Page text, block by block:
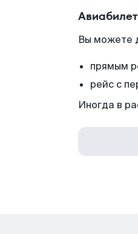
Вы можете
прямым
рейс с
Иногда в